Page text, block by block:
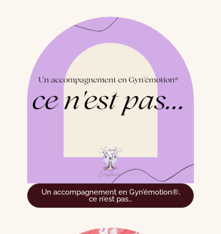
Un accompagnement en Gyn’émotion®,
ce n’est pas…